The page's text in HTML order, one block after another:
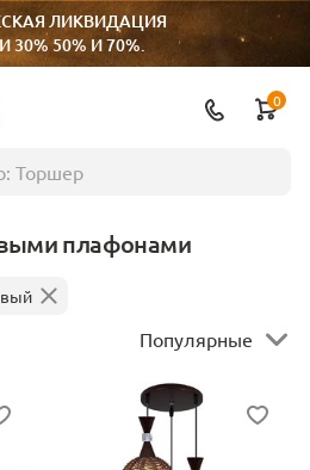
ЛИКВИДАЦИЯ
30% 50% И 70%.
0
плафонами
Популярные